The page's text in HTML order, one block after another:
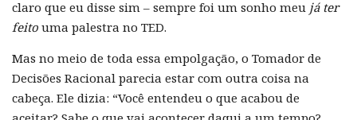
claro que eu disse sim – sempre foi um sonho meu já ter
feito uma palestra no TED.
Mas no meio de toda essa empolgação, o Tomador de
Decisões Racional parecia estar com outra coisa na
cabeça. Ele dizia: “Você entendeu o que acabou de